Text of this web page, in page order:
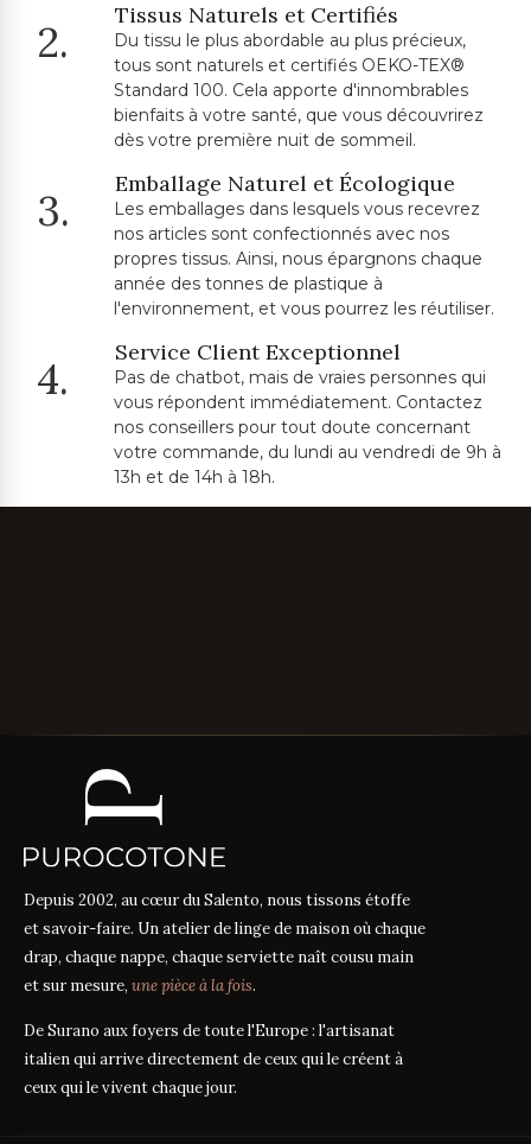
2.
Tissus Naturels et Certifiés
Du tissu le plus abordable au plus précieux,
tous sont naturels et certifiés OEKO-TEX®
Standard 100. Cela apporte d'innombrables
bienfaits à votre santé, que vous découvrirez
dès votre première nuit de sommeil.
3.
Emballage Naturel et Écologique
Les emballages dans lesquels vous recevrez
nos articles sont confectionnés avec nos
propres tissus. Ainsi, nous épargnons chaque
année des tonnes de plastique à
l'environnement, et vous pourrez les réutiliser.
4.
Service Client Exceptionnel
Pas de chatbot, mais de vraies personnes qui
vous répondent immédiatement. Contactez
nos conseillers pour tout doute concernant
votre commande, du lundi au vendredi de 9h à
13h et de 14h à 18h.
Depuis 2002, au cœur du Salento, nous tissons étoffe
et savoir-faire. Un atelier de linge de maison où chaque
drap, chaque nappe, chaque serviette naît cousu main
et sur mesure, une pièce à la fois.
De Surano aux foyers de toute l'Europe : l'artisanat
italien qui arrive directement de ceux qui le créent à
ceux qui le vivent chaque jour.